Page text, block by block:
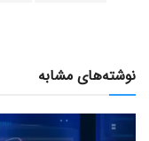
نوشته‌های مشابه